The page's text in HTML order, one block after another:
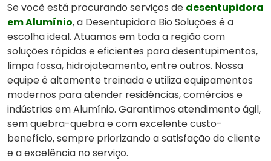
Se você está procurando serviços de desentupidora
em Alumínio, a Desentupidora Bio Soluções é a
escolha ideal. Atuamos em toda a região com
soluções rápidas e eficientes para desentupimentos,
limpa fossa, hidrojateamento, entre outros. Nossa
equipe é altamente treinada e utiliza equipamentos
modernos para atender residências, comércios e
indústrias em Alumínio. Garantimos atendimento ágil,
sem quebra-quebra e com excelente custo-
benefício, sempre priorizando a satisfação do cliente
e a excelência no serviço.